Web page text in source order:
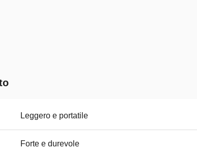
Leggero e portatile
Forte e durevole